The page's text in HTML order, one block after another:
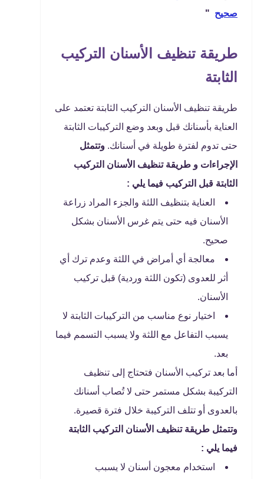
صحيح "
طريقة تنظيف الأسنان التركيب
الثابتة
طريقة تنظيف الأسنان التركيب الثابتة تعتمد على
العناية بأسنانك قبل وبعد وضع التركيبات الثابتة
حتى تدوم لفترة طويلة في أسنانك. وتتمثل
الإجراءات و طريقة تنظيف الأسنان التركيب
الثابتة قبل التركيب فيما يلي :
العناية بتنظيف اللثة والجزء المراد زراعة
الأسنان فيه حتى يتم غرس الأسنان بشكل
صحيح.
معالجة أي أمراض في اللثة وعدم ترك أي
أثر للعدوى (تكون اللثة وردية) قبل تركيب
الأسنان.
اختيار نوع مناسب من التركيبات الثابتة لا
يسبب التفاعل مع اللثة ولا يسبب التسمم فيما
بعد.
أما بعد تركيب الأسنان فتحتاج إلى تنظيف
التركيبة بشكل مستمر حتى لا تُصاب أسنانك
بالعدوى أو تتلف التركيبة خلال فترة قصيرة.
وتتمثل طريقة تنظيف الأسنان التركيب الثابتة
فيما يلي :
استخدام معجون أسنان لا يسبب